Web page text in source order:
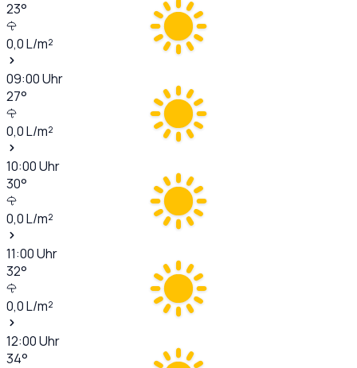
23°
0,0L/m²
09:00Uhr
27°
0,0L/m²
10:00Uhr
30°
0,0L/m²
11:00Uhr
32°
0,0L/m²
12:00Uhr
34°